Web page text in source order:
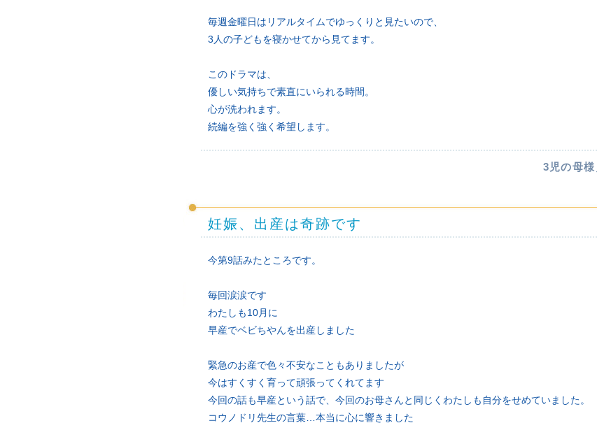
毎週金曜日はリアルタイムでゆっくりと見たいので、
3人の子どもを寝かせてから見てます。
このドラマは、
優しい気持ちで素直にいられる時間。
心が洗われます。
続編を強く強く希望します。
3児の母様
妊娠、出産は奇跡です
今第9話みたところです。
毎回涙涙です
わたしも10月に
早産でベビちやんを出産しました
緊急のお産で色々不安なこともありましたが
今はすくすく育って頑張ってくれてます
今回の話も早産という話で、今回のお母さんと同じくわたしも自分をせめていました。
コウノドリ先生の言葉…本当に心に響きました